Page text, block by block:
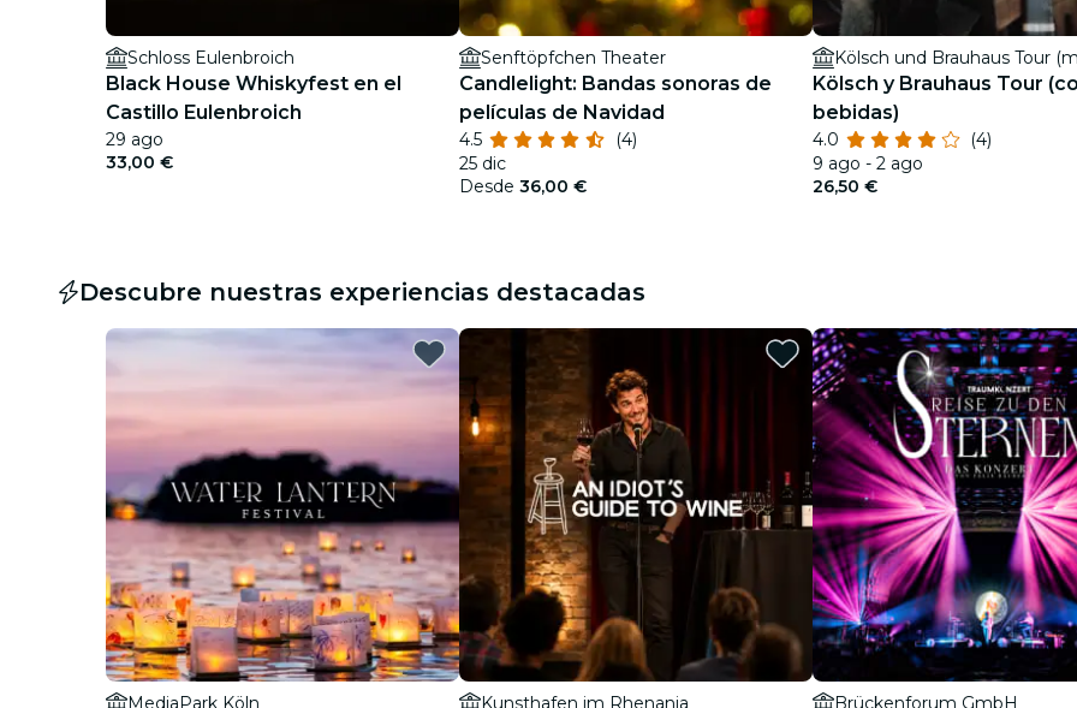
Schloss Eulenbroich
Black House Whiskyfest en el
Castillo Eulenbroich
29 ago
33,00 €
Senftöpfchen Theater
Candlelight: Bandas sonoras de
películas de Navidad
4.5
(4)
25 dic
Desde 36,00 €
Kölsch y Brauhaus Tour
bebidas)
4.0
(4)
9 ago - 2 ago
26,50 €
Descubre nuestras experiencias destacadas
MediaPark Köln Kunsthafen im Rhenania Brückenforum GmbH